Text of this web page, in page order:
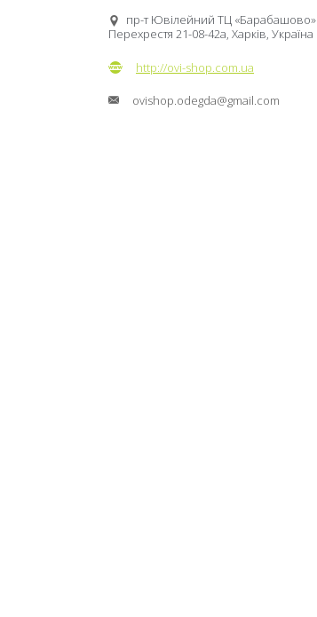
пр-т Ювілейний ТЦ «Барабашово»
Перехрестя 21-08-42а, Харків, Україна
http://ovi-shop.com.ua
ovishop.odegda@gmail.com